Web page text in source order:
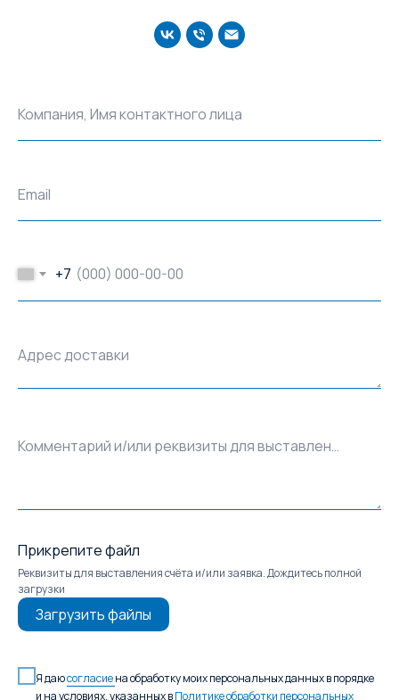
Компания, Имя контактного лица
Email
+7
Адрес доставки
Комментарий и/или реквизиты для выставления счёта
Прикрепите файл
Реквизиты для выставления счёта и/или заявка. Дождитесь полной
загрузки
Загрузить файлы
Я даюсогласиена обработку моих персональных данных в порядке
и на условиях, указанных вПолитике обработки персональных